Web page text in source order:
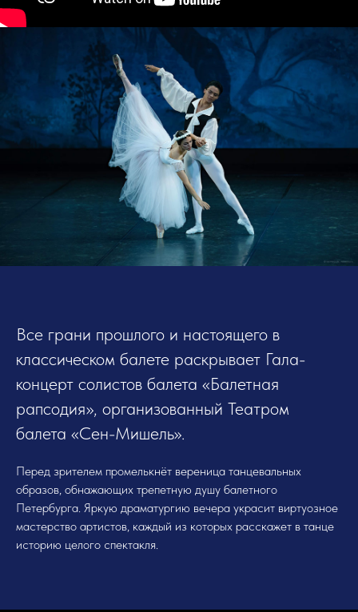
Все грани прошлого и настоящего в
классическом балете раскрывает Гала-
концерт солистов балета «Балетная
рапсодия», организованный Театром
балета «Сен-Мишель».
Перед зрителем промелькнёт вереница танцевальных
образов, обнажающих трепетную душу балетного
Петербурга. Яркую драматургию вечера украсит виртуозное
мастерство артистов, каждый из которых расскажет в танце
историю целого спектакля.